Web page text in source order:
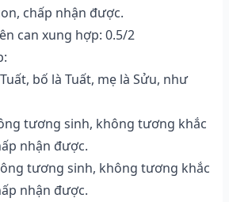
chấp nhận được.
can xung hợp: 0.5/2
bố là Tuất, mẹ là Sửu, như
tương sinh, không tương khắc
nhận được.
tương sinh, không tương khắc
nhận được.